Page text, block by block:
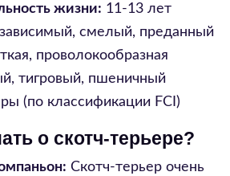
жизни: 11-13 лет
смелый, преданный
проволокообразная
тигровый, пшеничный
(по классификации FCI)
о скотч-терьере?
Скотч-терьер очень